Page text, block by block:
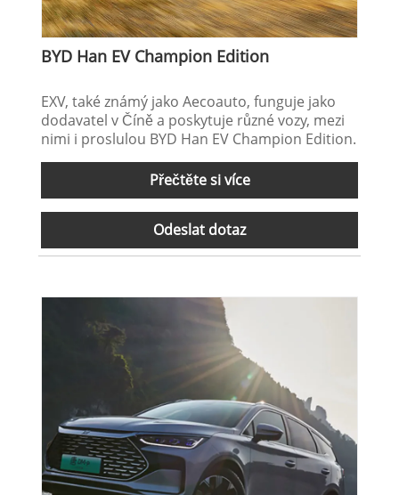
BYD Han EV Champion Edition
EXV, také známý jako Aecoauto, funguje jako
dodavatel v Číně a poskytuje různé vozy, mezi
nimi i proslulou BYD Han EV Champion Edition.
Přečtěte si více
Odeslat dotaz